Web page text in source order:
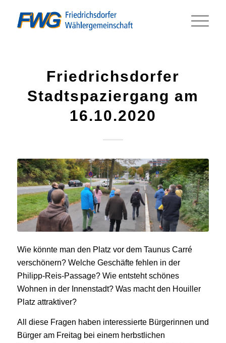
Friedrichsdorfer
Stadtspaziergang am
16.10.2020
Wie könnte man den Platz vor dem Taunus Carré
verschönern? Welche Geschäfte fehlen in der
Philipp-Reis-Passage? Wie entsteht schönes
Wohnen in der Innenstadt? Was macht den Houiller
Platz attraktiver?
All diese Fragen haben interessierte Bürgerinnen und
Bürger am Freitag bei einem herbstlichen